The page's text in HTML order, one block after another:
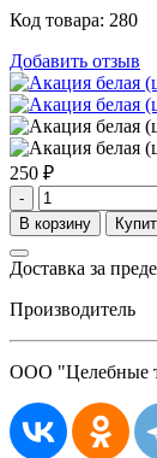
Код товара: 280
Добавить отзыв
250 ₽
-
Доставка за
Производитель
ООО "Целебные